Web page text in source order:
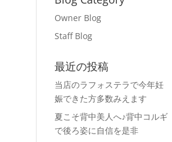
Owner Blog
Staff Blog
最近の投稿
当店のラフォステラで今年妊
娠できた方多数みえます
夏こそ背中美人へ♪背中コルギ
で後ろ姿に自信を是非